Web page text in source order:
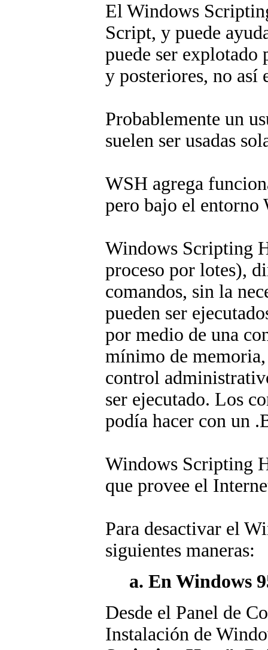
El Windows
Script, y puede
puede ser
y posteriores, no así
Probablemente un
suelen ser usadas
WSH agrega
pero bajo el entorno
Windows Scripting
proceso por lotes),
comandos, sin la
pueden ser
por medio de una
mínimo de
control
ser ejecutado. Los
podía hacer con un
Windows Scripting
que provee el
Para desactivar el
siguientes maneras:
a. En Windows
Desde el Panel de
Instalación de